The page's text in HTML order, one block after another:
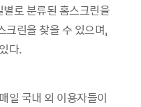
로 분류된 홈스크린을
크린을 찾을 수 있으며,
다.
일 국내 외 이용자들이